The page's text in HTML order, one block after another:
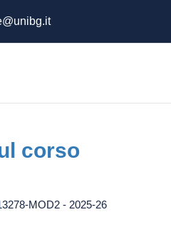
corso
MOD2 - 2025-26